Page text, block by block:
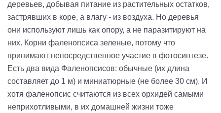
деревьев, добывая питание из растительных остатков,
застрявших в коре, а влагу - из воздуха. Но деревья
они используют лишь как опору, а не паразитируют на
них. Корни фаленопсиса зеленые, потому что
принимают непосредственное участие в фотосинтезе.
Есть два вида Фаленопсисов: обычные (их длина
составляет до 1 м) и миниатюрные (не более 30 см). И
хотя фаленопсис считаются из всех орхидей самыми
неприхотливыми, в их домашней жизни тоже